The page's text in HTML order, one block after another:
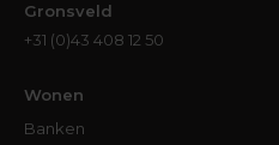
Gronsveld
+31 (0)43 408 12 50
Wonen
Banken